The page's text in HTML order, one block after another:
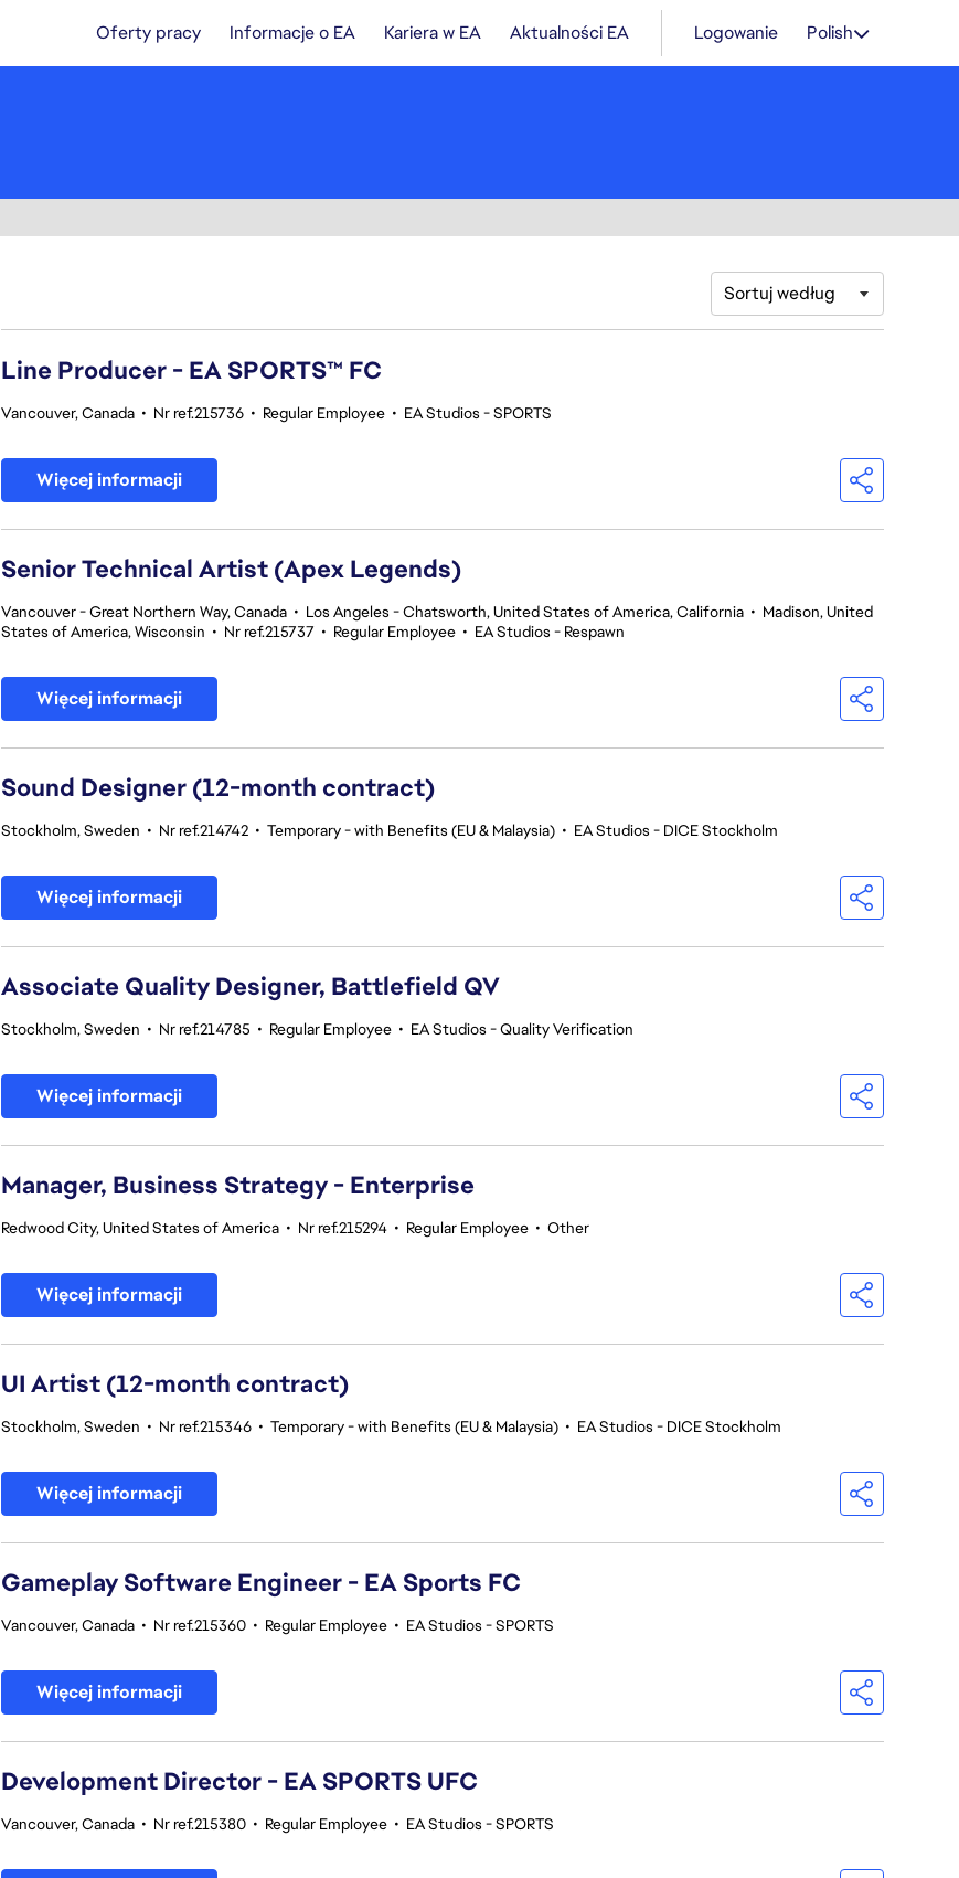
Oferty pracy Informacje o EA Kariera w EA Aktualności EA Logowanie Polish
Sortuj według
Line Producer - EA SPORTS™ FC
Vancouver, Canada • Nr ref.215736 • Regular Employee • EA Studios - SPORTS
Więcej informacji
Senior Technical Artist (Apex Legends)
Vancouver - Great Northern Way, Canada • Los Angeles - Chatsworth, United States of America, California • Madison, United
States of America, Wisconsin • Nr ref.215737 • Regular Employee • EA Studios - Respawn
Więcej informacji
Sound Designer (12-month contract)
Stockholm, Sweden • Nr ref.214742 • Temporary - with Benefits (EU & Malaysia) • EA Studios - DICE Stockholm
Więcej informacji
Associate Quality Designer, Battlefield QV
Stockholm, Sweden • Nr ref.214785 • Regular Employee • EA Studios - Quality Verification
Więcej informacji
Manager, Business Strategy - Enterprise
Redwood City, United States of America • Nr ref.215294 • Regular Employee • Other
Więcej informacji
UI Artist (12-month contract)
Stockholm, Sweden • Nr ref.215346 • Temporary - with Benefits (EU & Malaysia) • EA Studios - DICE Stockholm
Więcej informacji
Gameplay Software Engineer - EA Sports FC
Vancouver, Canada • Nr ref.215360 • Regular Employee • EA Studios - SPORTS
Więcej informacji
Development Director - EA SPORTS UFC
Vancouver, Canada • Nr ref.215380 • Regular Employee • EA Studios - SPORTS